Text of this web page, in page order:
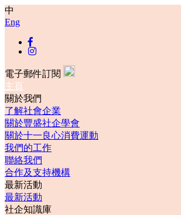
中
Eng
電子郵件訂閱
主頁
關於我們
了解社會企業
關於豐盛社企學會
關於十一良心消費運動
我們的工作
聯絡我們
合作及支持機構
最新活動
最新活動
社企知識庫